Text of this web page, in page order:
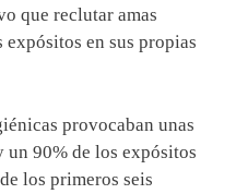
que reclutar amas
en sus propias
provocaban unas
un 90% de los expósitos
los primeros seis